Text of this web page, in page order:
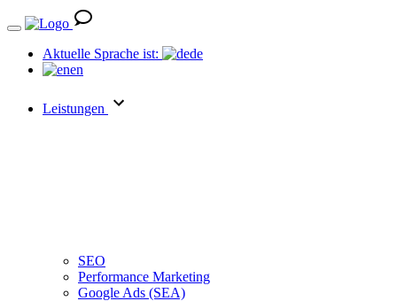
Aktuelle Sprache ist:
de
en
Leistungen
SEO
Performance Marketing
Google Ads (SEA)